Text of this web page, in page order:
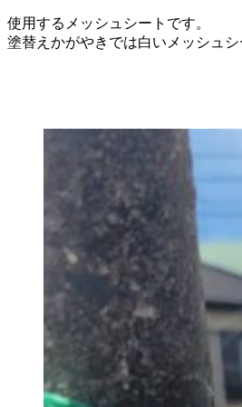
使用するメッシュシートです。
塗替えかがやきでは白いメッシュシ